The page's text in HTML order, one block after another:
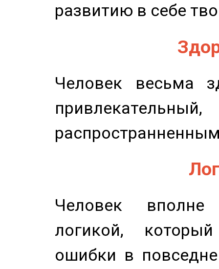
развитию в себе
Человек весьма
Человек
логикой,
ошибки в